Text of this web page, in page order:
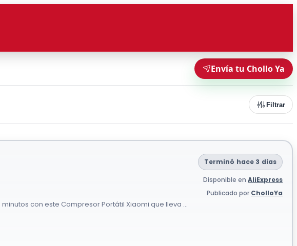
Envía tu Chollo Ya
Filtrar
Terminó hace 3 días
Disponible en AliExpress
Publicado por CholloYa
con este Compresor Portátil Xiaomi que lleva ...